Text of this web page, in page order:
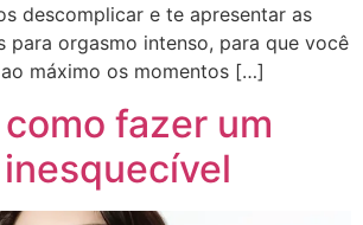
descomplicar e te apresentar as
para orgasmo intenso, para que você
máximo os momentos […]
fazer um